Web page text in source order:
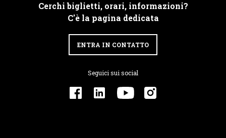
Cerchi biglietti, orari, informazioni?
C'è la pagina dedicata
ENTRA IN CONTATTO
Seguici sui social